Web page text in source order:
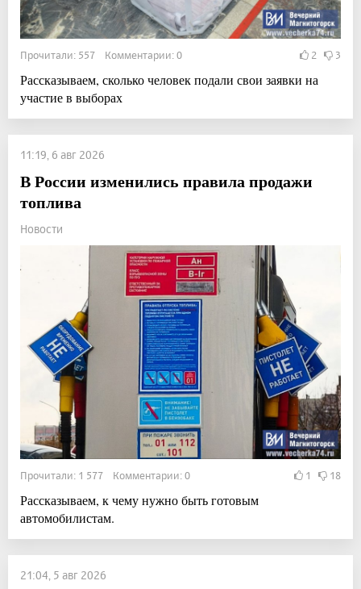
Прочитали: 557 Комментарии: 0 2 3
Рассказываем, сколько человек подали свои заявки на
участие в выборах
11:19, 6 авг 2026
В России изменились правила продажи
топлива
Новости
Прочитали: 1 577 Комментарии: 0 1 18
Рассказываем, к чему нужно быть готовым
автомобилистам.
21:04, 5 авг 2026